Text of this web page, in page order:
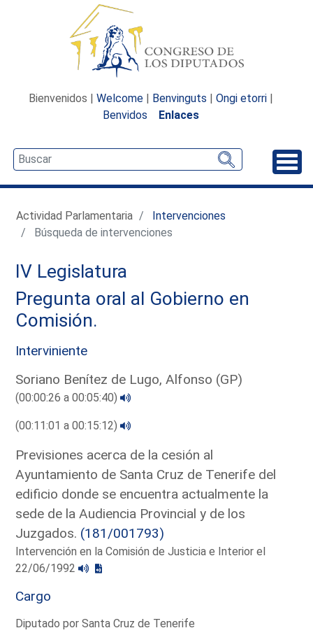
Bienvenidos | Welcome | Benvinguts | Ongi etorri |
Benvidos
Enlaces
Actividad Parlamentaria
Intervenciones
Búsqueda de intervenciones
IV Legislatura
Pregunta oral al Gobierno en
Comisión.
Interviniente
Soriano Benítez de Lugo, Alfonso (GP)
(00:00:26 a 00:05:40)
(00:11:01 a 00:15:12)
Previsiones acerca de la cesión al
Ayuntamiento de Santa Cruz de Tenerife del
edificio donde se encuentra actualmente la
sede de la Audiencia Provincial y de los
Juzgados. (181/001793)
Intervención en la Comisión de Justicia e Interior el
22/06/1992
Cargo
Diputado por Santa Cruz de Tenerife